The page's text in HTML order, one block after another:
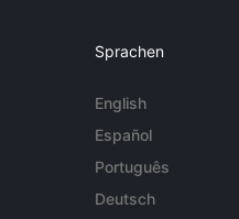
Sprachen
English
Español
Português
Deutsch